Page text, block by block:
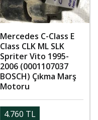
Mercedes C-Class E
Class CLK ML SLK
Spriter Vito 1995-
2006 (0001107037
BOSCH) Çıkma Marş
Motoru
4.760 TL